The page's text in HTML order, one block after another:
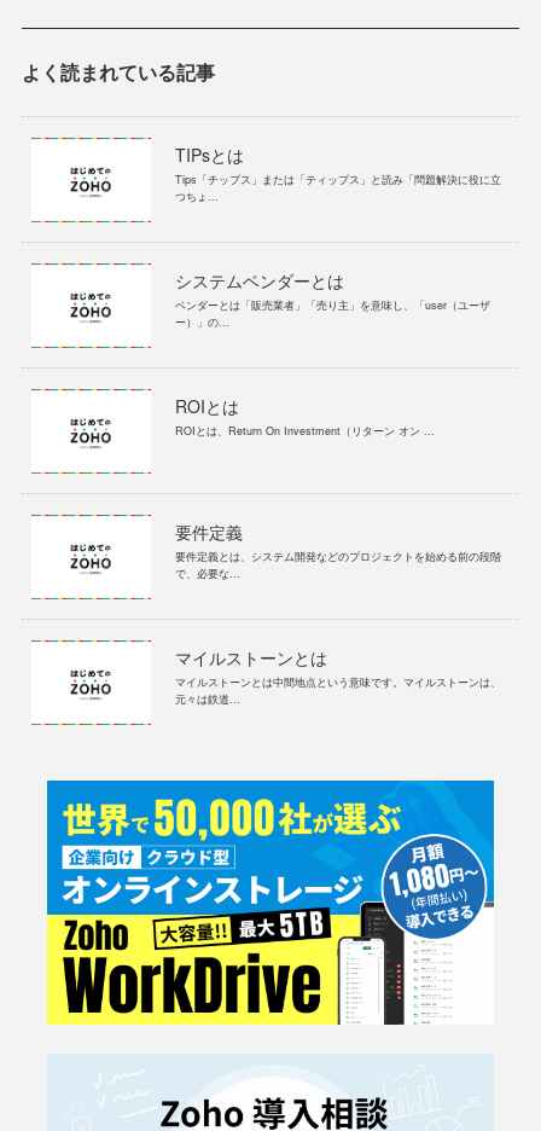
よく読まれている記事
TIPsとは
Tips「チップス」または「ティップス」と読み「問題解決に役に立
つちょ...
システムベンダーとは
ベンダーとは「販売業者」「売り主」を意味し、「user（ユーザ
ー）」の...
ROIとは
ROIとは、Return On Investment（リターン オン ...
要件定義
要件定義とは、システム開発などのプロジェクトを始める前の段階
で、必要な...
マイルストーンとは
マイルストーンとは中間地点という意味です。マイルストーンは、
元々は鉄道...